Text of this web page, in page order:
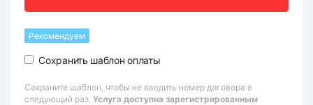
Рекомендуем
Сохранить шаблон оплаты
Сохраните шаблон, чтобы не вводить номер договора в
следующий раз. Услуга доступна зарегистрированным